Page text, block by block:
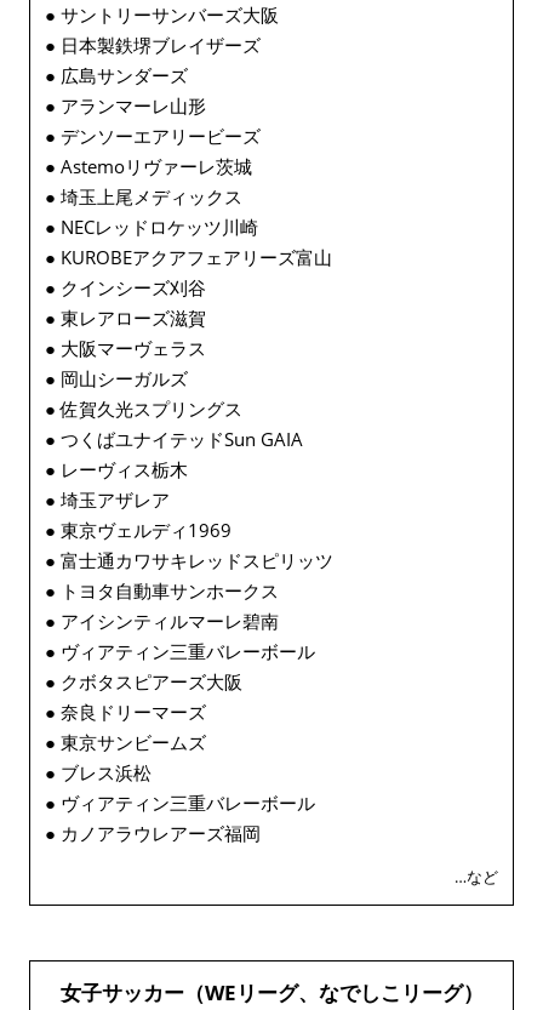
● サントリーサンバーズ大阪
● 日本製鉄堺ブレイザーズ
● 広島サンダーズ
● アランマーレ山形
● デンソーエアリービーズ
● Astemoリヴァーレ茨城
● 埼玉上尾メディックス
● NECレッドロケッツ川崎
● KUROBEアクアフェアリーズ富山
● クインシーズ刈谷
● 東レアローズ滋賀
● 大阪マーヴェラス
● 岡山シーガルズ
● 佐賀久光スプリングス
● つくばユナイテッドSun GAIA
● レーヴィス栃木
● 埼玉アザレア
● 東京ヴェルディ1969
● 富士通カワサキレッドスピリッツ
● トヨタ自動車サンホークス
● アイシンティルマーレ碧南
● ヴィアティン三重バレーボール
● クボタスピアーズ大阪
● 奈良ドリーマーズ
● 東京サンビームズ
● ブレス浜松
● ヴィアティン三重バレーボール
● カノアラウレアーズ福岡
…など
女子サッカー（WEリーグ、なでしこリーグ）